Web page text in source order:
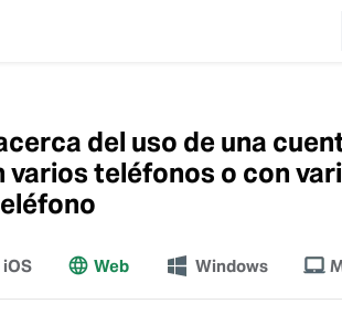
del uso de una
varios teléfonos o con
Más
iOS Web Windows